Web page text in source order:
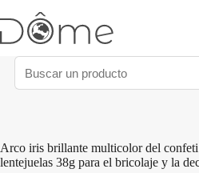
al
contenido
Arco iris brillante multicolor del confeti
lentejuelas 38g para el bricolaje y la